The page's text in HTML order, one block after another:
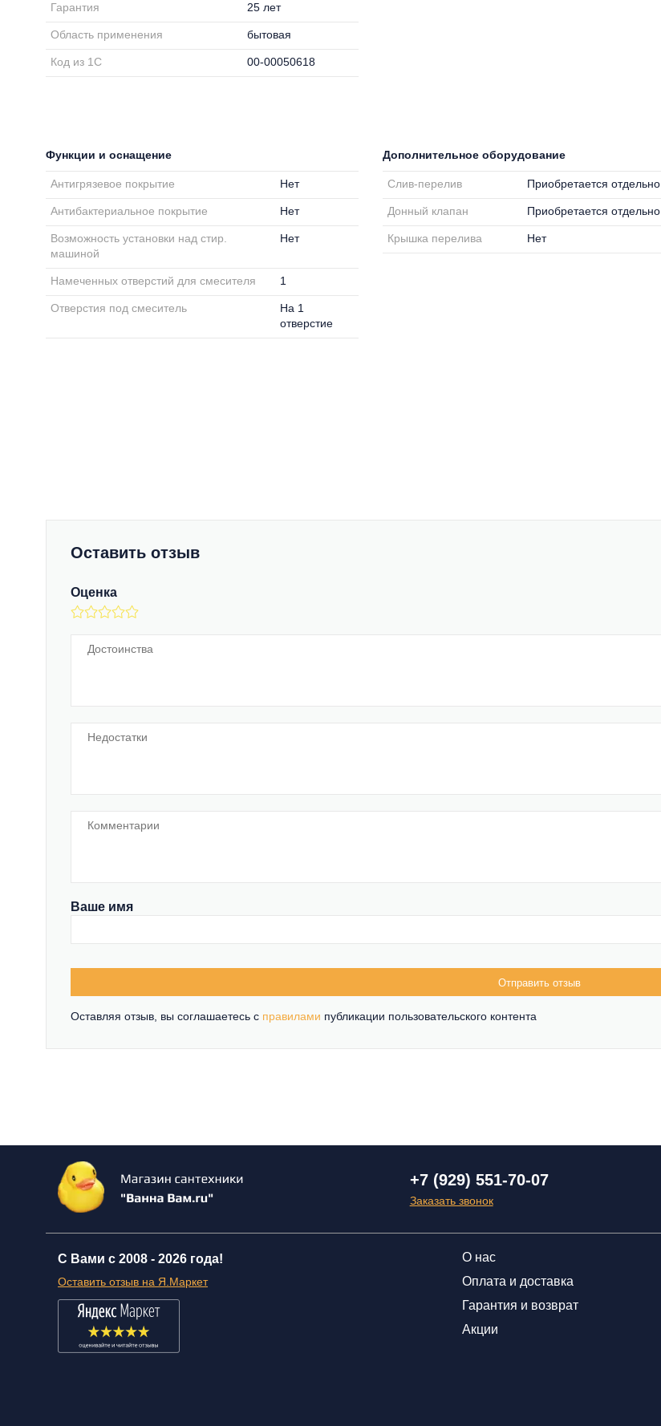
Гарантия 25 лет
Область применения бытовая
Код из 1С 00-00050618
Функции и оснащение
Антигрязевое покрытие Нет
Антибактериальное покрытие Нет
Возможность установки над стир.
машиной
Нет
Намеченных отверстий для смесителя 1
Отверстия под смеситель
На 1
отверстие
Дополнительное оборудование
Слив-перелив Приобретается отдельно
Донный клапан Приобретается отдельно
Крышка перелива Нет
Оставить отзыв
Оценка
Ваше имя
Отправить отзыв
Оставляя отзыв, вы соглашаетесь c правилами публикации пользовательского контента
+7 (929) 551-70-07
Заказать звонок
С Вами с 2008 - 2026 года!
Оставить отзыв на Я.Маркет
О нас
Оплата и доставка
Гарантия и возврат
Акции